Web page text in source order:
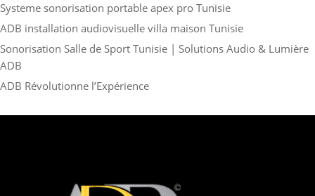
Systeme sonorisation portable apex pro Tunisie
ADB installation audiovisuelle villa maison Tunisie
Sonorisation Salle de Sport Tunisie | Solutions Audio & Lumière
ADB
ADB Révolutionne l’Expérience